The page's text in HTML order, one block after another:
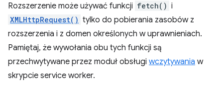
Rozszerzenie może używać funkcji fetch() i
XMLHttpRequest() tylko do pobierania zasobów z
rozszerzenia i z domen określonych w uprawnieniach.
Pamiętaj, że wywołania obu tych funkcji są
przechwytywane przez moduł obsługi wczytywania w
skrypcie service worker.